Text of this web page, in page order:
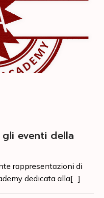
eventi della
rappresentazioni di
dedicata alla[…]